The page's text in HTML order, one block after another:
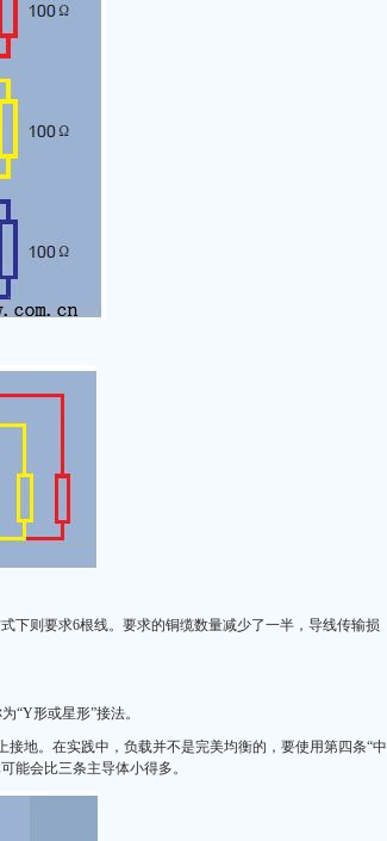
则要求6根线。要求的铜缆数量减少了一半，导线传输损
形或星形”接法。
地。在实践中，负载并不是完美均衡的，要使用第四条“中
能会比三条主导体小得多。